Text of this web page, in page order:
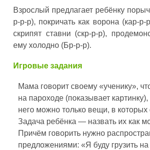
Взрослый предлагает ребёнку
р-р-р), покричать как ворона (кар-р-
скрипят ставни (скр-р-р),
ему холодно (Бр-р-р).
Игровые задания
Мама говорит своему «ученику»,
на пароходе (показывает картинку),
него можно только вещи, в которых
Задача ребёнка — назвать их как
Причём говорить нужно
предложениями: «Я буду грузить